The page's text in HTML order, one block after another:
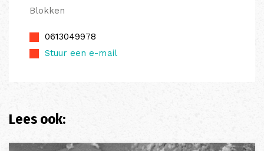
Blokken
0613049978
Stuur een e-mail
Lees ook: